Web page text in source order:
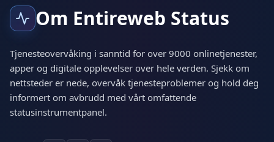
Om Entireweb Status
Tjenesteovervåking i sanntid for over 9000 onlinetjenester,
apper og digitale opplevelser over hele verden. Sjekk om
nettsteder er nede, overvåk tjenesteproblemer og hold deg
informert om avbrudd med vårt omfattende
statusinstrumentpanel.